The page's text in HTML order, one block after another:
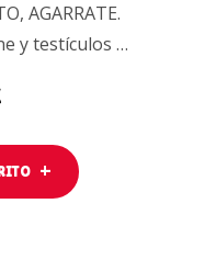
AGARRATE.
y testículos …